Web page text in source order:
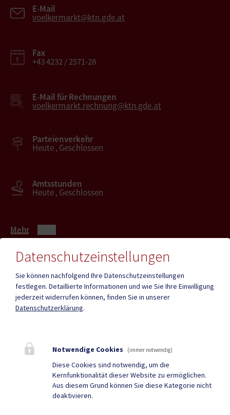
E-Mail
voelkermarkt@ktn.gde.at
Fax
+43 4232 / 2571-28
E-Mail für Rechnungen
voelkermarkt.rechnung@ktn.gde.at
Parteienverkehr
Heute , Geschlossen
Amtsstunden
Heute , Geschlossen
Mehr
ID - Austria
CITIES App
Hochzeit
Sport & Freizeit
Stadtzeitung
Neuigkeiten
Termine
Kundmachungen
Datenschutzeinstellungen
Sie können nachfolgend Ihre Datenschutzeinstellungen
festlegen. Detaillierte Informationen und wie Sie Ihre Einwilligung
jederzeit widerrufen können, finden Sie in unserer
Datenschutzerklärung.
Notwendige Cookies (immer notwendig)
Diese Cookies sind notwendig, um die
Kernfunktionalität dieser Website zu ermöglichen.
Aus diesem Grund können Sie diese Kategorie nicht
deaktivieren.